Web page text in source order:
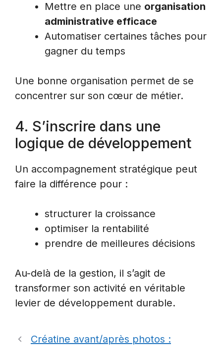
Mettre en place une organisation
administrative efficace
Automatiser certaines tâches pour
gagner du temps
Une bonne organisation permet de se
concentrer sur son cœur de métier.
4. S’inscrire dans une
logique de développement
Un accompagnement stratégique peut
faire la différence pour :
structurer la croissance
optimiser la rentabilité
prendre de meilleures décisions
Au-delà de la gestion, il s’agit de
transformer son activité en véritable
levier de développement durable.
Créatine avant/après photos :